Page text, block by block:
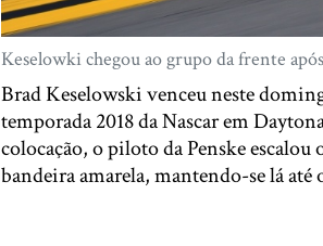
Keselowki chegou ao grupo da frente
Brad Keselowski venceu neste
temporada 2018 da Nascar em
colocação, o piloto da Penske
bandeira amarela, mantendo-se lá até